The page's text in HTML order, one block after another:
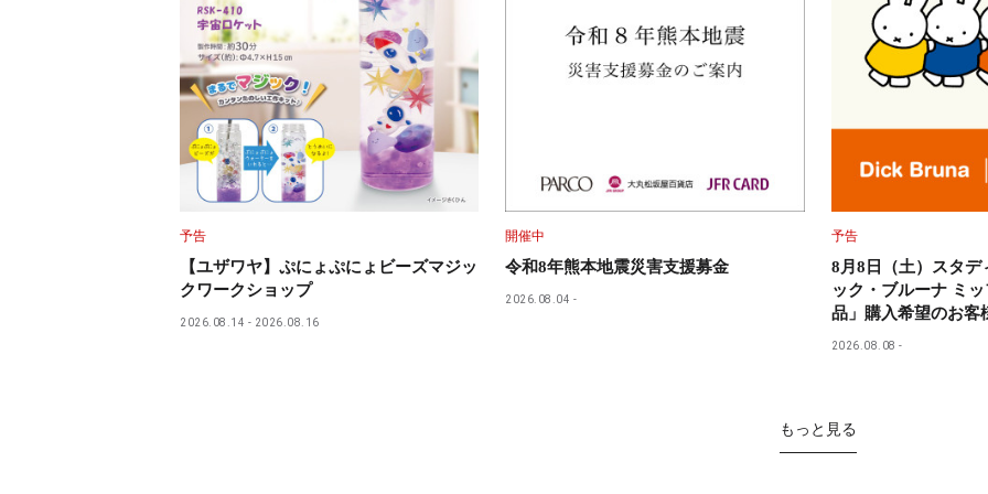
予告
【ユザワヤ】ぷにょぷにょビーズマジッ
クワークショップ
2026.08.14 2026.08.16
開催中
令和8年熊本地震災害支援募金
2026.08.04
予告
8月8日（土）スタデ
ック・ブルーナ ミ
品」購入希望のお客
2026.08.08
もっと見る